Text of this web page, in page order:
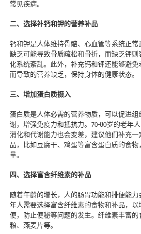
常见疾病。
二、选择补钙和钾的营养补品
钙和钾是人体维持骨骼、心血管等系统正
缺乏可能导致骨质疏松和骨折，而缺乏钾则
化系统紊乱。此外，补充钙和钾还能够避免
而导致的营养缺乏，保持身体的健康状态。
三、增加蛋白质摄入
蛋白质是人体必需的营养物质，可以促进
谢，增强免疫力和抵抗力。 70-80岁的老年
消化和代谢能力也会变差，建议他们补充
品，比如豆腐干、鸡蛋等富含蛋白质的食
量。
四、选择富含纤维素的补品
随着年龄的增长，人的肠胃功能和排便能
年人需要选择富含纤维素的食物和补品，
便，防止便秘等问题的发生。纤维素丰富
粮、燕麦片等。